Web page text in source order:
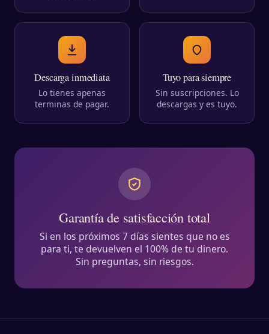
Descarga inmediata
Lo tienes apenas
terminas de pagar.
Tuyo para siempre
Sin suscripciones. Lo
descargas y es tuyo.
Garantía de satisfacción total
Si en los próximos 7 días sientes que no es
para ti, te devuelven el 100% de tu dinero.
Sin preguntas, sin riesgos.